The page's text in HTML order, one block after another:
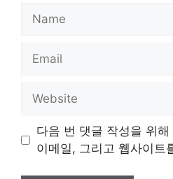
Name
Email
Website
다음 번 댓글 작성을 위
이메일, 그리고 웹사이트